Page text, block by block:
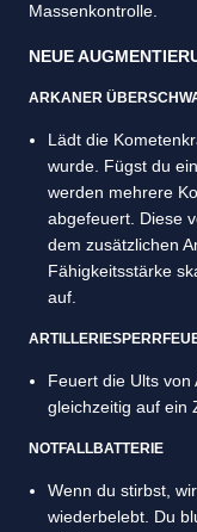
Massenkontrolle.
NEUE
ARKANER
Lädt die
wurde. Fügst du
werden mehrere
abgefeuert. Diese
dem zusätzlichen
Fähigkeitsstärke
auf.
Feuert die Ults von
gleichzeitig auf ein
NOTFALLBATTERIE
Wenn du stirbst,
wiederbelebt. Du